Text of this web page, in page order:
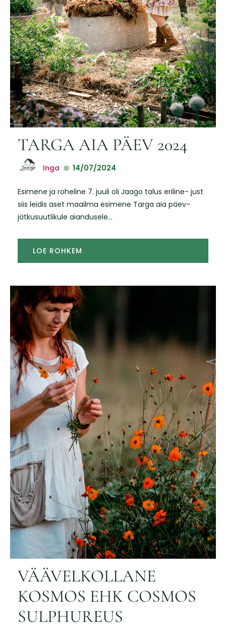
TARGA AIA PÄEV 2024
Inga 14/07/2024
Esimene ja roheline 7. juuli oli Jaago talus eriline- just
siis leidis aset maailma esimene Targa aia päev-
jätkusuutlikule aiandusele...
LOE ROHKEM
VÄÄVELKOLLANE
KOSMOS EHK COSMOS
SULPHUREUS